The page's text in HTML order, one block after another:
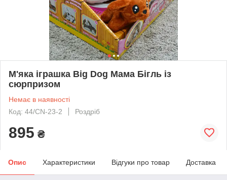
М'яка іграшка Big Dog Мама Бігль із
сюрпризом
Немає в наявності
Код: 44/CN-23-2
Роздріб
895 ₴
Опис Характеристики Відгуки про товар Доставка